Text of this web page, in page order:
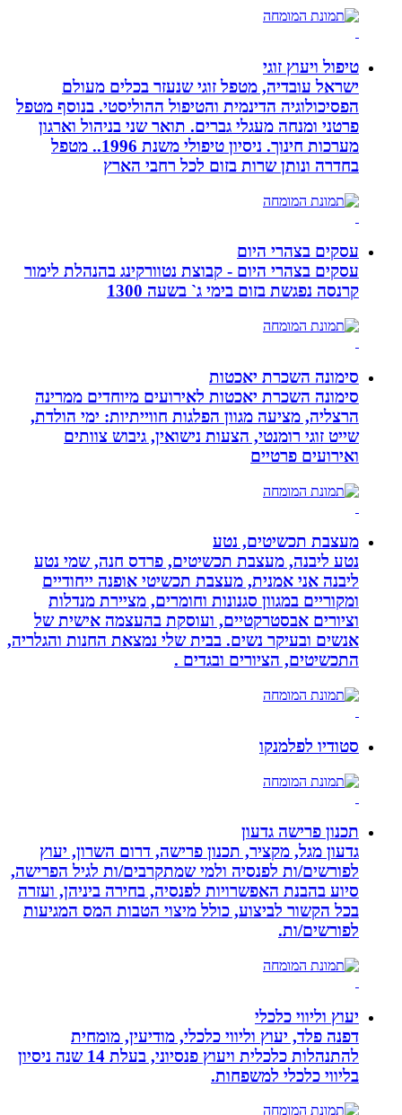
טיפול ויעוץ זוגי
ישראל עובדיה, מטפל זוגי שנעזר בכלים מעולם
הפסיכולוגיה הדינמית והטיפול ההוליסטי. בנוסף מטפל
פרטני ומנחה מעגלי גברים. תואר שני בניהול וארגון
מערכות חינוך. ניסיון טיפולי משנת 1996.. מטפל
בחדרה ונותן שרות בזום לכל רחבי הארץ
עסקים בצהרי היום
עסקים בצהרי היום - קבוצת נטוורקינג בהנהלת לימור
קרנסה נפגשת בזום בימי ג` בשעה 1300
סימונה השכרת יאכטות
סימונה השכרת יאכטות לאירועים מיוחדים ממרינה
הרצליה, מציעה מגוון הפלגות חווייתיות: ימי הולדת,
שייט זוגי רומנטי, הצעות נישואין, גיבוש צוותים
ואירועים פרטיים
מעצבת תכשיטים, נטע
נטע ליבנה, מעצבת תכשיטים, פרדס חנה, שמי נטע
ליבנה אני אמנית, מעצבת תכשיטי אופנה ייחודיים
ומקוריים במגוון סגנונות וחומרים, מציירת מנדלות
וציורים אבסטרקטיים, ועוסקת בהעצמה אישית של
אנשים ובעיקר נשים. בבית שלי נמצאת החנות והגלריה,
התכשיטים, הציורים ובגדים .
סטודיו לפלמנקו
תכנון פרישה גדעון
גדעון מגל, מקציר, תכנון פרישה, דרום השרון, יעוץ
לפורשים/ות לפנסיה ולמי שמתקרבים/ות לגיל הפרישה,
סיוע בהבנת האפשרויות לפנסיה, בחירה ביניהן, ועזרה
בכל הקשור לביצוע, כולל מיצוי הטבות המס המגיעות
לפורשים/ות.
יעוץ וליווי כלכלי
דפנה פלד, יעוץ וליווי כלכלי, מודיעין, מומחית
להתנהלות כלכלית ויעוץ פנסיוני, בעלת 14 שנה ניסיון
בליווי כלכלי למשפחות.